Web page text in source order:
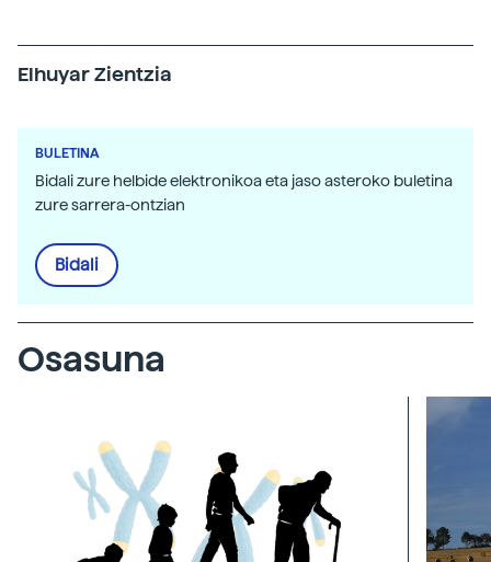
Elhuyar Zientzia
BULETINA
Bidali zure helbide elektronikoa eta jaso asteroko buletina
zure sarrera-ontzian
Bidali
Osasuna